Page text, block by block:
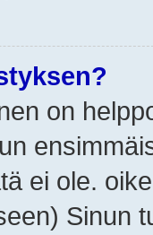
on
ei ole.
Sinun